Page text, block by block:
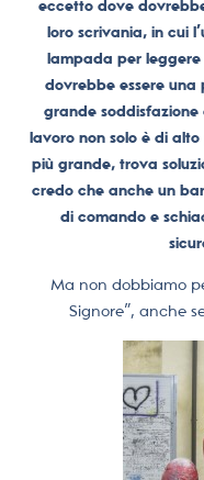
eccetto dove
loro scrivania, in cui
lampada per leggere
dovrebbe essere
grande soddisfazione
lavoro non solo è di
più grande, trova
credo che anche un
di comando e
Ma non dobbiamo
Signore”, anche